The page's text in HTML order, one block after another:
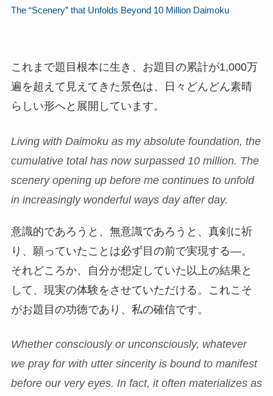
The “Scenery” that Unfolds Beyond 10 Million Daimoku
これまで題目根本に生き、お題目の累計が1,000万
遍を超えて見えてきた景色は、日々どんどん素晴
らしい形へと展開しています。
Living with Daimoku as my absolute foundation, the
cumulative total has now surpassed 10 million. The
scenery opening up before me continues to unfold
in increasingly wonderful ways day after day.
意識的であろうと、無意識であろうと、真剣に祈
り、願っていたことは必ず目の前で実現する―。
それどころか、自分が想定していた以上の結果と
して、現実の体験をさせていただける。これこそ
がお題目の功徳であり、私の確信です。
Whether consciously or unconsciously, whatever
we pray for with utter sincerity is bound to manifest
before our very eyes. In fact, it often materializes as